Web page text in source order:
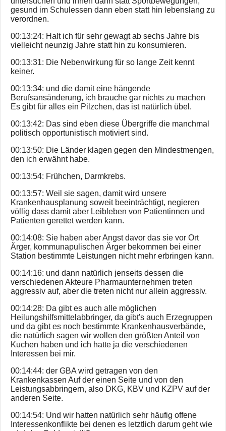
gesund im Schulessen dann eben statt hin lebenslang zu
verordnen.
00:13:24: Halt ich für sehr gewagt ab sechs Jahre bis
vielleicht neunzig Jahre statt hin zu konsumieren.
00:13:31: Die Nebenwirkung für so lange Zeit kennt
keiner.
00:13:34: und die damit eine hängende
Berufsansänderung, ich brauche gar nichts zu machen
Es gibt für alles ein Pilzchen, das ist natürlich übel.
00:13:42: Das sind eben diese Übergriffe die manchmal
politisch opportunistisch motiviert sind.
00:13:50: Die Länder klagen gegen den Mindestmengen,
den ich erwähnt habe.
00:13:54: Frühchen, Darmkrebs.
00:13:57: Weil sie sagen, damit wird unsere
Krankenhausplanung soweit beeinträchtigt, negieren
völlig dass damit aber Leibleben von Patientinnen und
Patienten gerettet werden kann.
00:14:08: Sie haben aber Angst davor das sie vor Ort
Ärger, kommunapulischen Ärger bekommen bei einer
Station bestimmte Leistungen nicht mehr erbringen kann.
00:14:16: und dann natürlich jenseits dessen die
verschiedenen Akteure Pharmaunternehmen treten
aggressiv auf, aber die treten nicht nur allein aggressiv.
00:14:28: Da gibt es auch alle möglichen
Heilungshilfsmittelabbringer, da gibt's auch Erzegruppen
und da gibt es noch bestimmte Krankenhausverbände,
die natürlich sagen wir wollen den größten Anteil von
Kuchen haben und ich hatte ja die verschiedenen
Interessen bei mir.
00:14:44: der GBA wird getragen von den
Krankenkassen Auf der einen Seite und von den
Leistungsabbringern, also DKG, KBV und KZPV auf der
anderen Seite.
00:14:54: Und wir hatten natürlich sehr häufig offene
Interessenkonflikte bei denen es letztlich darum geht wie